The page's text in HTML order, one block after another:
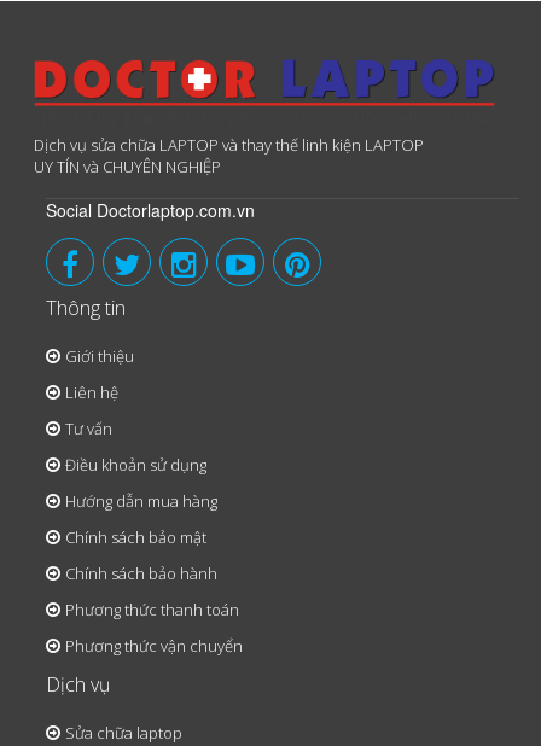
Dịch vụ sửa chữa LAPTOP và thay thế linh kiện LAPTOP
UY TÍN và CHUYÊN NGHIỆP
Social Doctorlaptop.com.vn
Thông tin
Giới thiệu
Liên hệ
Tư vấn
Điều khoản sử dụng
Hướng dẫn mua hàng
Chính sách bảo mật
Chính sách bảo hành
Phương thức thanh toán
Phương thức vận chuyển
Dịch vụ
Sửa chữa laptop